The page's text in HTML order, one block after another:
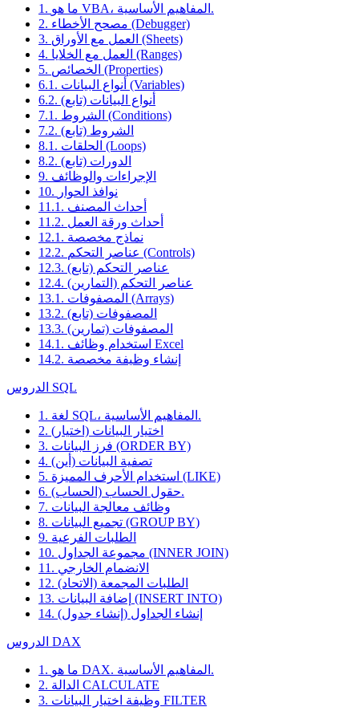
1. ما هو VBA، المفاهيم الأساسية.
2. مصحح الأخطاء (Debugger)
3. العمل مع الأوراق (Sheets)
4. العمل مع الخلايا (Ranges)
5. الخصائص (Properties)
6.1. أنواع البيانات (Variables)
6.2. أنواع البيانات (تابع)
7.1. الشروط (Conditions)
7.2. الشروط (تابع)
8.1. الحلقات (Loops)
8.2. الدورات (تابع)
9. الإجراءات والوظائف
10. نوافذ الحوار
11.1. أحداث المصنف
11.2. أحداث ورقة العمل
12.1. نماذج مخصصة
12.2. عناصر التحكم (Controls)
12.3. عناصر التحكم (تابع)
12.4. عناصر التحكم (التمارين)
13.1. المصفوفات (Arrays)
13.2. المصفوفات (تابع)
13.3. المصفوفات (تمارين)
14.1. استخدام وظائف Excel
14.2. إنشاء وظيفة مخصصة
الدروس SQL
1. لغة SQL، المفاهيم الأساسية.
2. اختيار البيانات (اختيار)
3. فرز البيانات (ORDER BY)
4. تصفية البيانات (أين)
5. استخدام الأحرف المميزة (LIKE)
6. حقول الحساب (الحساب).
7. وظائف معالجة البيانات
8. تجميع البيانات (GROUP BY)
9. الطلبات الفرعية
10. مجموعة الجداول (INNER JOIN)
11. الانضمام الخارجي
12. الطلبات المجمعة (الاتحاد)
13. إضافة البيانات (INSERT INTO)
14. إنشاء الجداول (إنشاء جدول)
الدروس DAX
1. ما هو DAX. المفاهيم الأساسية.
2. الدالة CALCULATE
3. وظيفة اختيار البيانات FILTER